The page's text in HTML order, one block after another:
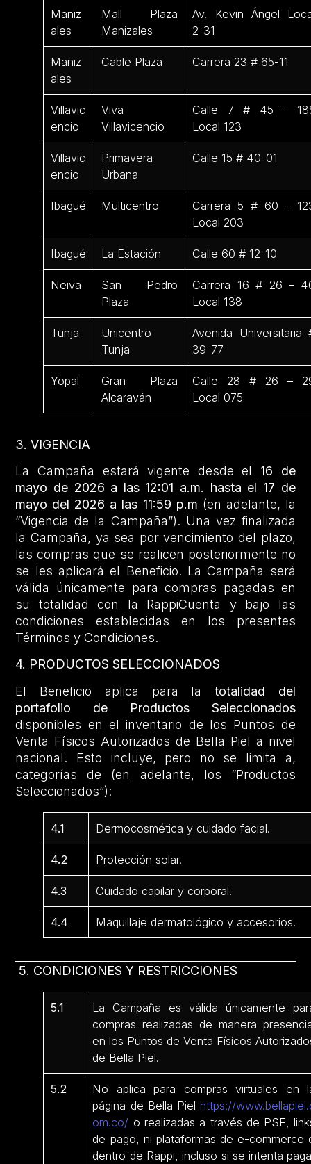
Maniz
ales
Mall Plaza
Manizales
Av. Kevin Ángel
2-31
Maniz
ales
Cable Plaza Carrera 23 # 65-11
Villavic
encio
Viva
Villavicencio
Calle 7 # 45 –
Local 123
Villavic
encio
Primavera
Urbana
Calle 15 # 40-01
Ibagué Multicentro
Carrera 5 # 60 –
Local 203
Ibagué La Estación Calle 60 # 12-10
Neiva
San Pedro
Plaza
Carrera 16 # 26 –
Local 138
Tunja
Unicentro
Tunja
Avenida Universitaria
39-77
Yopal
Gran Plaza
Alcaraván
Calle 28 # 26 –
Local 075
3. VIGENCIA
La Campaña estará vigente desde el 16 de
mayo de 2026 a las 12:01 a.m. hasta el 17 de
mayo del 2026 a las 11:59 p.m (en adelante, la
“Vigencia de la Campaña”). Una vez finalizada
la Campaña, ya sea por vencimiento del plazo,
las compras que se realicen posteriormente no
se les aplicará el Beneficio. La Campaña será
válida únicamente para compras pagadas en
su totalidad con la RappiCuenta y bajo las
condiciones establecidas en los presentes
Términos y Condiciones.
4. PRODUCTOS SELECCIONADOS
El Beneficio aplica para la totalidad del
portafolio de Productos Seleccionados
disponibles en el inventario de los Puntos de
Venta Físicos Autorizados de Bella Piel a nivel
nacional. Esto incluye, pero no se limita a,
categorías de (en adelante, los “Productos
Seleccionados”):
4.1 Dermocosmética y cuidado facial.
4.2 Protección solar.
4.3 Cuidado capilar y corporal.
4.4 Maquillaje dermatológico y accesorios.
5. CONDICIONES Y RESTRICCIONES
5.1
La Campaña es válida únicamente
compras realizadas de manera
en los Puntos de Venta Físicos
de Bella Piel.
5.2
No aplica para compras virtuales en
página de Bella Pielhttps://
om.co/ o realizadas a través de PSE,
de pago, ni plataformas de e-commerce
dentro de Rappi, incluso si se intenta